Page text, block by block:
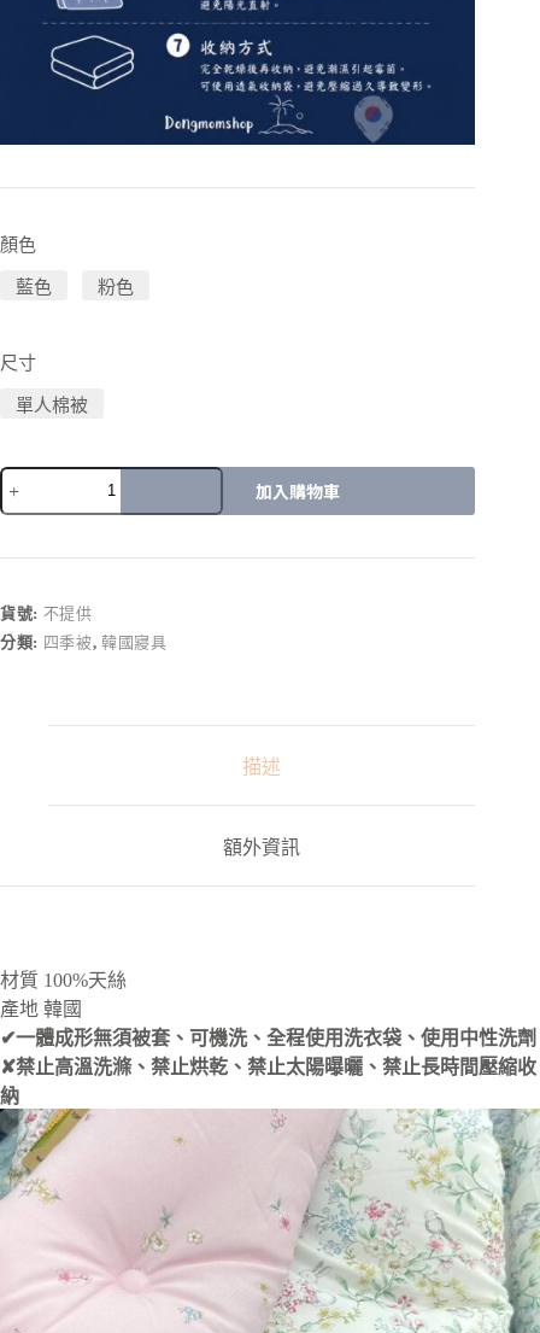
顏色
藍色 粉色
尺寸
單人棉被
加入購物車
r
n
a
貨號: 不提供
分類: 四季被, 韓國寢具
描述
額外資訊
材質 100%天絲
產地 韓國
✔一體成形無須被套、可機洗、全程使用洗衣袋、使用中性洗劑
✘禁止高溫洗滌、禁止烘乾、禁止太陽曝曬、禁止長時間壓縮收
納